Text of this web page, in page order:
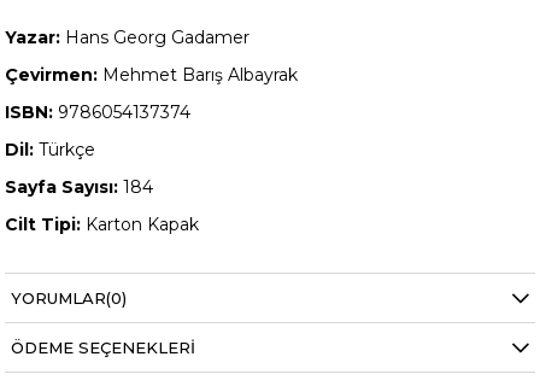
Yazar: Hans Georg Gadamer
Çevirmen: Mehmet Barış Albayrak
ISBN: 9786054137374
Dil:Türkçe
Sayfa Sayısı: 184
Cilt Tipi: Karton Kapak
YORUMLAR(0)
ÖDEME SEÇENEKLERI